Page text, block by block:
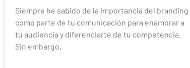
Siempre he sabido de la importancia del branding
como parte de tu comunicación para enamorar a
tu audiencia y diferenciarte de tu competencia.
Sin embargo,